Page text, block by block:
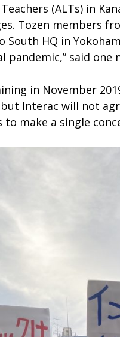
(ALTs) in
Tozen members
HQ in
said one
in November
Interac will not
make a single